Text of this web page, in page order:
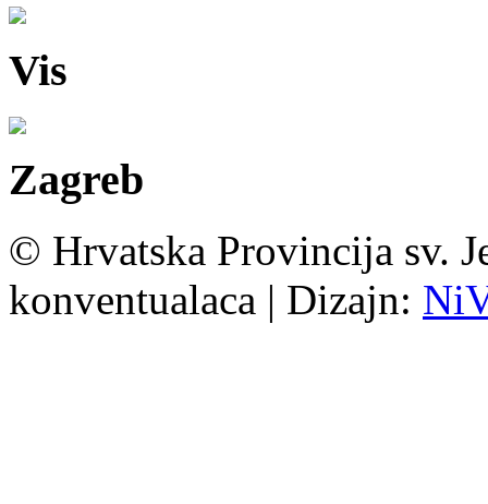
Vis
Zagreb
© Hrvatska Provincija sv.
konventualaca | Dizajn: